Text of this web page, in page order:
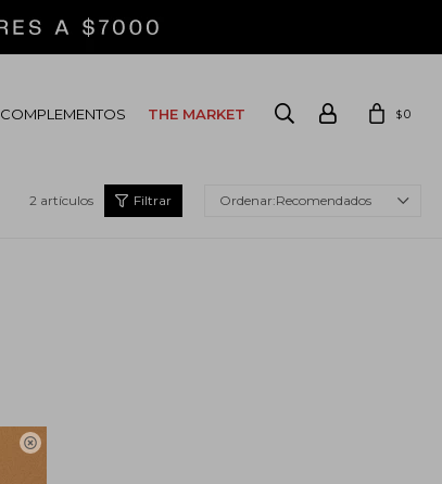

COMPLEMENTOS THE MARKET $0
2 artículos Recomendados